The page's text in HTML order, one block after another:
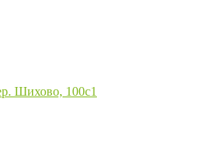
Шихово, 100с1